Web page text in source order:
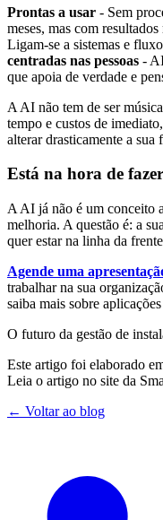
Prontas a usar - Sem
meses, mas com resultados
Ligam-se a sistemas e
centradas nas pessoas -
que apoia de verdade e
A AI não tem de ser
tempo e custos de
alterar drasticamente a sua
Está na hora de
A AI já não é um conceito
melhoria. A questão é: a
quer estar na linha da
Agende uma
trabalhar na sua
saiba mais sobre
O futuro da gestão de
Este artigo foi elaborado
Leia o artigo no site da
← Voltar ao blog